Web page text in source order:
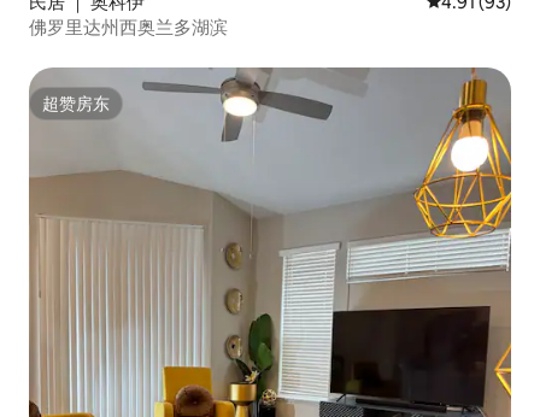
佛罗里达州西奥兰多湖滨
超赞房东
超赞房东